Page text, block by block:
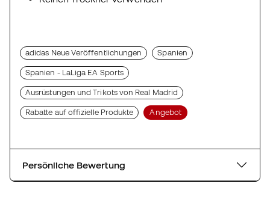
adidas Neue Veröffentlichungen Spanien
Spanien - LaLiga EA Sports
Ausrüstungen und Trikots von Real Madrid
Rabatte auf offizielle Produkte Angebot
Persönliche Bewertung